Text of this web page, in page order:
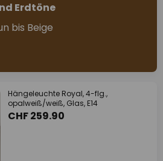
Erdtöne
bis Beige
Hängeleuchte Royal, 4-flg.,
opalweiß/weiß, Glas, E14
CHF 259.90